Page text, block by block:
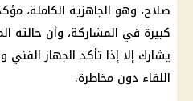
صلاح، وهو الجاهزية الكاملة،
كبيرة في المشاركة، وأن حالته
يشارك إلا إذا تأكد الجهاز
اللقاء دون مخاطرة.